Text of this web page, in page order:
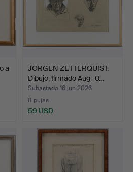
a
JÖRGEN ZETTERQUIST.
Dibujo, firmado Aug -0…
Subastado 16 jun 2026
8 pujas
59 USD